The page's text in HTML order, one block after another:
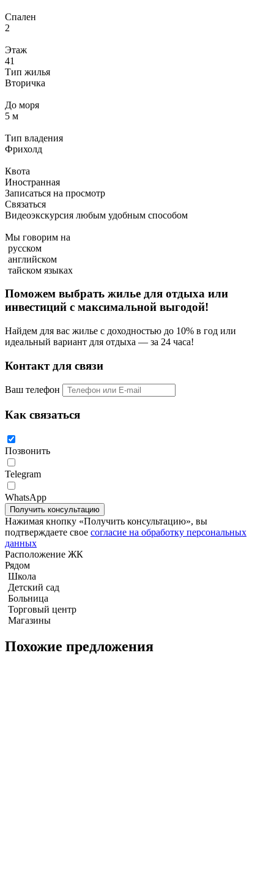
Спален
2
Этаж
41
Тип жилья
Вторичка
До моря
5 м
Тип владения
Фрихолд
Квота
Иностранная
Записаться на просмотр
Связаться
Видеоэкскурсия любым удобным способом
Мы говорим на
русском
английском
тайском языках
Поможем выбрать жилье для отдыха или
инвестиций с максимальной выгодой!
Найдем для вас жилье с доходностью до 10% в год или
идеальный вариант для отдыха — за 24 часа!
Контакт для связи
Ваш телефон
Как связаться
Позвонить
Telegram
WhatsApp
Нажимая кнопку «Получить консультацию», вы
подтверждаете свое согласие на обработку персональных
данных
Расположение ЖК
Квартира с 2-мя спальнями 98м2 в Zire Wongamat
Рядом
Школа
Детский сад
Больница
Торговый центр
Магазины
Похожие предложения